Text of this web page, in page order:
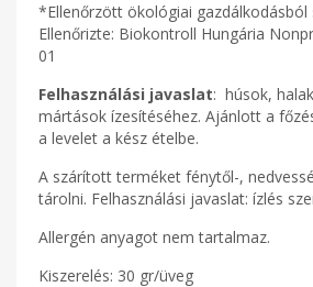
*Ellenőrzött ökológiai gazdálkodásból
Ellenőrizte: Biokontroll Hungária
01
Felhasználási javaslat: húsok,
mártások ízesítéséhez. Ajánlott a
a levelet a kész ételbe.
A szárított terméket fénytől-,
tárolni. Felhasználási javaslat: ízlés
Allergén anyagot nem tartalmaz.
Kiszerelés: 30 gr/üveg